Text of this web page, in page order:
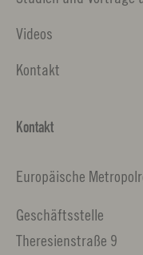
Videos
Kontakt
Kontakt
Europäische
Geschäftsstelle
Theresienstraße 9